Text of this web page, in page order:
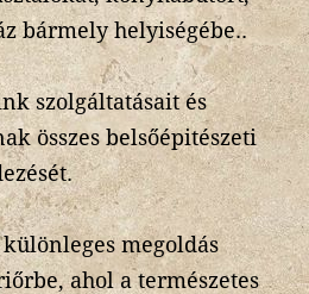
bármely helyiségébe..
szolgáltatásait és
összes belsőépitészeti
megoldás
ahol a természetes